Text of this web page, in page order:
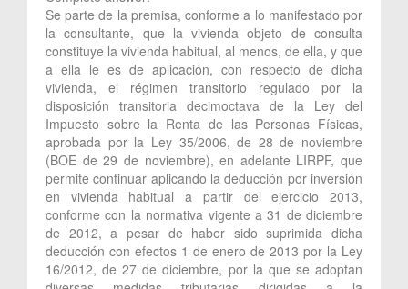
Se parte de la premisa, conforme a lo manifestado por
la consultante, que la vivienda objeto de consulta
constituye la vivienda habitual, al menos, de ella, y que
a ella le es de aplicación, con respecto de dicha
vivienda, el régimen transitorio regulado por la
disposición transitoria decimoctava de la Ley del
Impuesto sobre la Renta de las Personas Físicas,
aprobada por la Ley 35/2006, de 28 de noviembre
(BOE de 29 de noviembre), en adelante LIRPF, que
permite continuar aplicando la deducción por inversión
en vivienda habitual a partir del ejercicio 2013,
conforme con la normativa vigente a 31 de diciembre
de 2012, a pesar de haber sido suprimida dicha
deducción con efectos 1 de enero de 2013 por la Ley
16/2012, de 27 de diciembre, por la que se adoptan